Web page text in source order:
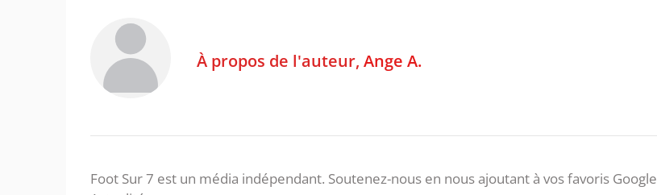
À propos de l'auteur, Ange A.
Foot Sur 7 est un média indépendant. Soutenez-nous en nous ajoutant à vos favoris Google